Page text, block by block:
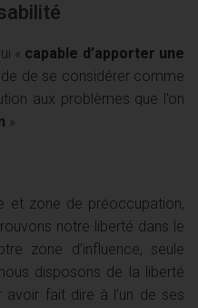
« capable d’apporter une
de se considérer comme
aux problèmes que l’on
»
et zone de préoccupation,
notre liberté dans le
zone d’influence, seule
disposons de la liberté
avoir fait dire à l’un de ses